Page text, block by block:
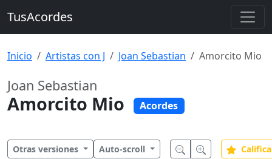
TusAcordes
Inicio Artistas con J Joan Sebastian Amorcito Mio
Joan Sebastian
Amorcito Mio Acordes
Otras versiones Auto-scroll